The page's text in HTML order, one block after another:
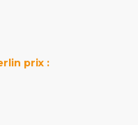
prix :